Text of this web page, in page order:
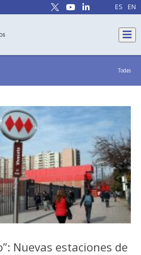
ES EN
Todas
Nuevas estaciones de